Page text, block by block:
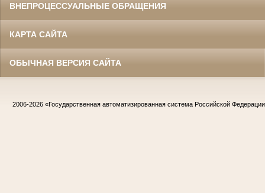
ВНЕПРОЦЕССУАЛЬНЫЕ ОБРАЩЕНИЯ
КАРТА САЙТА
ОБЫЧНАЯ ВЕРСИЯ САЙТА
2006-2026 «Государственная автоматизированная система Российской